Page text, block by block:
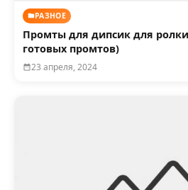
РАЗНОЕ
Промты для дипсик для
готовых промтов)
23 апреля, 2024